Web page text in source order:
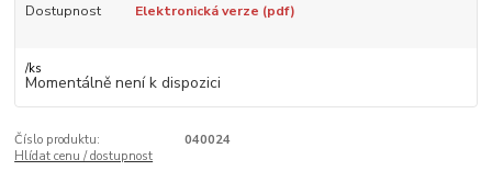
Dostupnost Elektronická verze (pdf)
/ks
Momentálně není k dispozici
Číslo produktu:
040024
Hlídat cenu / dostupnost